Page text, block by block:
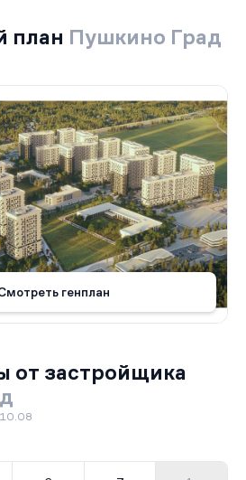
план Пушкино Град
генплан
от застройщика
10.08